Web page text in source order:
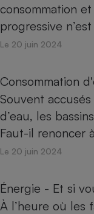
consommation
progressive
Le 20 juin 2024
Consommation
Souvent
d’eau, les
Faut-il renoncer
Le 20 juin 2024
Énergie - Et si
À l’heure où les